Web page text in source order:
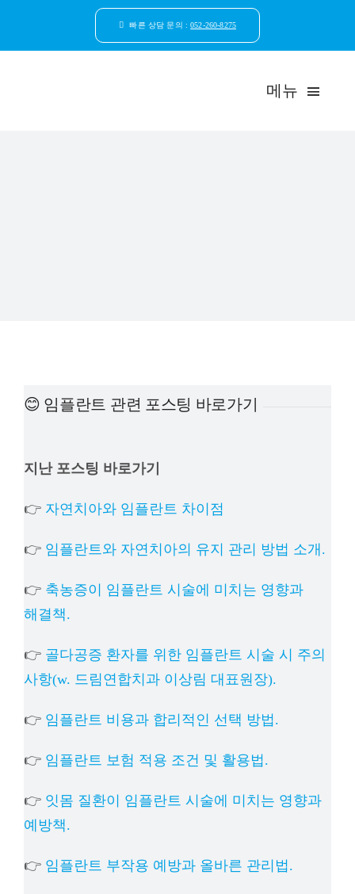
빠른 상담 문의 :052-260-8275
메뉴
😊 임플란트 관련 포스팅 바로가기
지난 포스팅 바로가기
👉 자연치아와 임플란트 차이점
👉 임플란트와 자연치아의 유지 관리 방법 소개.
👉 축농증이 임플란트 시술에 미치는 영향과
해결책.
👉 골다공증 환자를 위한 임플란트 시술 시 주의
사항(w. 드림연합치과 이상림 대표원장).
👉 임플란트 비용과 합리적인 선택 방법.
👉 임플란트 보험 적용 조건 및 활용법.
👉 잇몸 질환이 임플란트 시술에 미치는 영향과
예방책.
👉 임플란트 부작용 예방과 올바른 관리법.